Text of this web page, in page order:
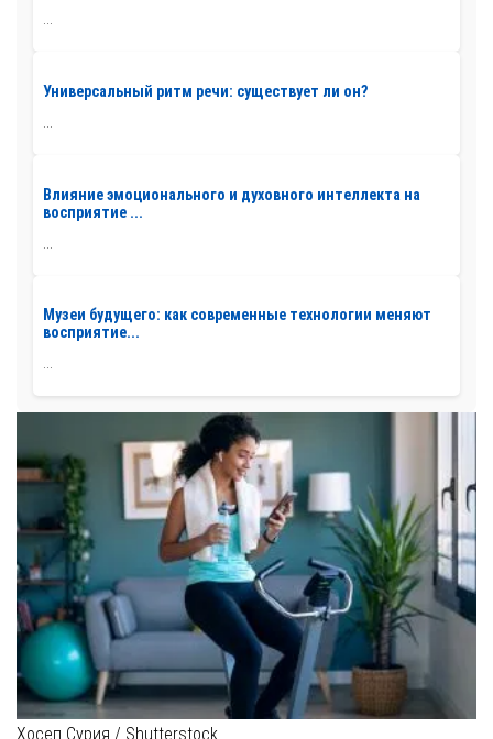
...
Универсальный ритм речи: существует ли он?
...
Влияние эмоционального и духовного интеллекта на
восприятие ...
Музеи будущего: как современные технологии меняют
восприятие...
...
Хосеп Сурия / Shutterstock